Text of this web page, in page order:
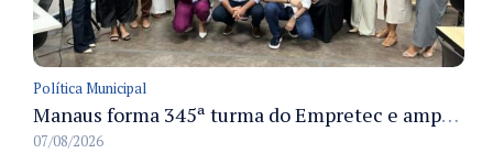
Política Municipal
Manaus forma 345ª turma do Empretec e amplia qualificação de empreendedores na cidade
07/08/2026